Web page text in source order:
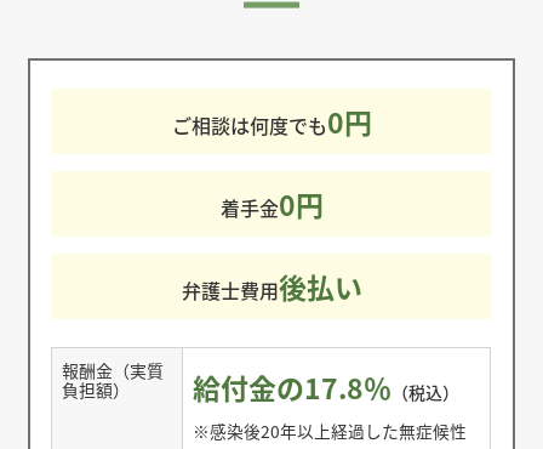
ご相談は何度でも0円
着手金0円
弁護士費用後払い
報酬金（実質
負担額）
給付金の17.8％ （税込）
※感染後20年以上経過した無症候性